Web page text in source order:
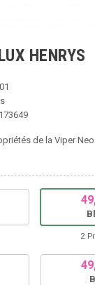
HENRYS
de la Viper
2